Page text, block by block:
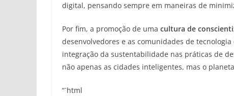
digital, pensando sempre em maneiras de
Por fim, a promoção de uma cultura de
desenvolvedores e as comunidades de
integração da sustentabilidade nas práticas de
não apenas as cidades inteligentes, mas o
“`html